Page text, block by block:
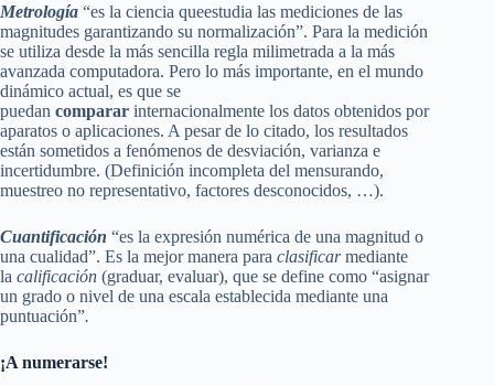
Metrología “es la ciencia queestudia las mediciones de las
magnitudes garantizando su normalización”. Para la medición
se utiliza desde la más sencilla regla milimetrada a la más
avanzada computadora. Pero lo más importante, en el mundo
dinámico actual, es que se
puedan comparar internacionalmente los datos obtenidos por
aparatos o aplicaciones. A pesar de lo citado, los resultados
están sometidos a fenómenos de desviación, varianza e
incertidumbre. (Definición incompleta del mensurando,
muestreo no representativo, factores desconocidos, …).
Cuantificación “es la expresión numérica de una magnitud o
una cualidad”. Es la mejor manera para clasificarmediante
la calificación (graduar, evaluar), que se define como “asignar
un grado o nivel de una escala establecida mediante una
puntuación”.
¡A numerarse!